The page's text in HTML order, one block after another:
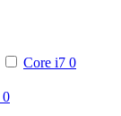
Core i7 0
0